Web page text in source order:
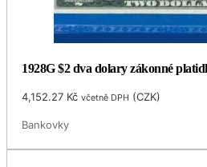
1928G $2 dva dolary zákonné
4,152.27 Kč včetně DPH (CZK)
Bankovky